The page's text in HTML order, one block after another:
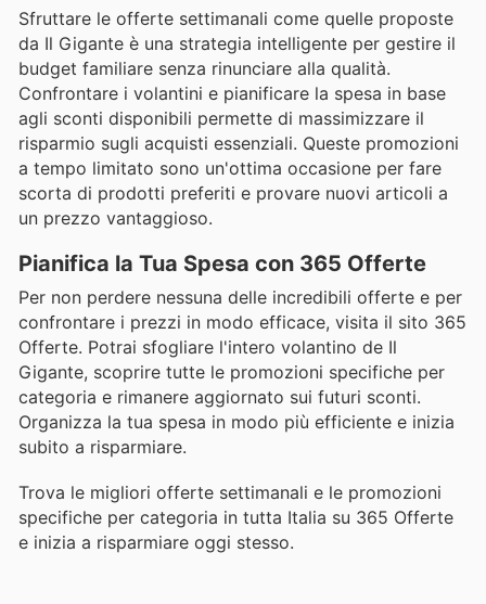
Sfruttare le offerte settimanali come quelle proposte
da Il Gigante è una strategia intelligente per gestire il
budget familiare senza rinunciare alla qualità.
Confrontare i volantini e pianificare la spesa in base
agli sconti disponibili permette di massimizzare il
risparmio sugli acquisti essenziali. Queste promozioni
a tempo limitato sono un'ottima occasione per fare
scorta di prodotti preferiti e provare nuovi articoli a
un prezzo vantaggioso.
Pianifica la Tua Spesa con 365 Offerte
Per non perdere nessuna delle incredibili offerte e per
confrontare i prezzi in modo efficace, visita il sito 365
Offerte. Potrai sfogliare l'intero volantino de Il
Gigante, scoprire tutte le promozioni specifiche per
categoria e rimanere aggiornato sui futuri sconti.
Organizza la tua spesa in modo più efficiente e inizia
subito a risparmiare.
Trova le migliori offerte settimanali e le promozioni
specifiche per categoria in tutta Italia su 365 Offerte
e inizia a risparmiare oggi stesso.